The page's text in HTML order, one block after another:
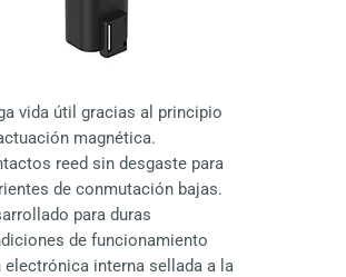
vida útil gracias al principio
magnética.
reed sin desgaste para
de conmutación bajas.
para duras
de funcionamiento
electrónica interna sellada a la
de tubería y de succión
de interruptor de flotador de
de programación y configuración
de cables y conectores
para sensores de ángulo
sensores ultrasónicos